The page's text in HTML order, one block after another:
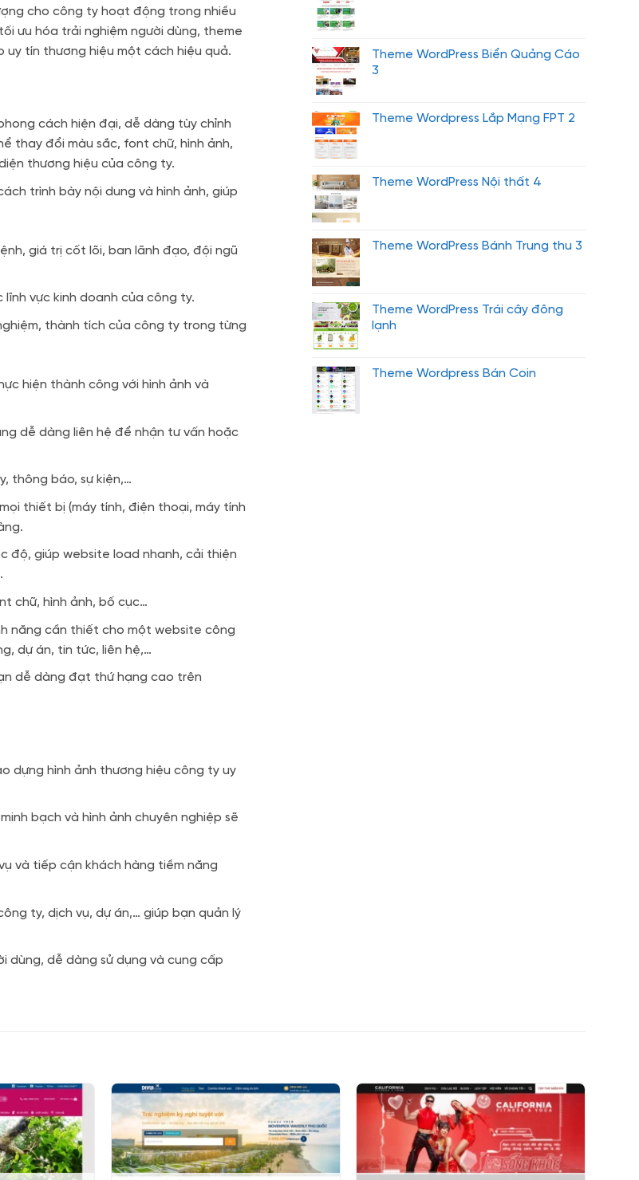
cho công ty hoạt động trong nhiều
ưu hóa trải nghiệm người dùng, theme
uy tín thương hiệu một cách hiệu quả.
cách hiện đại, dễ dàng tùy chỉnh
thay đổi màu sắc, font chữ, hình ảnh,
thương hiệu của công ty.
trình bày nội dung và hình ảnh, giúp
giá trị cốt lõi, ban lãnh đạo, đội ngũ
vực kinh doanh của công ty.
thành tích của công ty trong từng
hiện thành công với hình ảnh và
dễ dàng liên hệ để nhận tư vấn hoặc
thông báo, sự kiện,…
thiết bị (máy tính, điện thoại, máy tính
độ, giúp website load nhanh, cải thiện
chữ, hình ảnh, bố cục…
năng cần thiết cho một website công
dự án, tin tức, liên hệ,…
dễ dàng đạt thứ hạng cao trên
dựng hình ảnh thương hiệu công ty uy
bạch và hình ảnh chuyên nghiệp sẽ
và tiếp cận khách hàng tiềm năng
ty, dịch vụ, dự án,… giúp bạn quản lý
dùng, dễ dàng sử dụng và cung cấp
Theme WordPress Biển Quảng Cáo
3
Theme Wordpress Lắp Mạng FPT 2
Theme WordPress Nội thất 4
Theme WordPress Bánh Trung thu 3
Theme WordPress Trái cây đông
lạnh
Theme Wordpress Bán Coin